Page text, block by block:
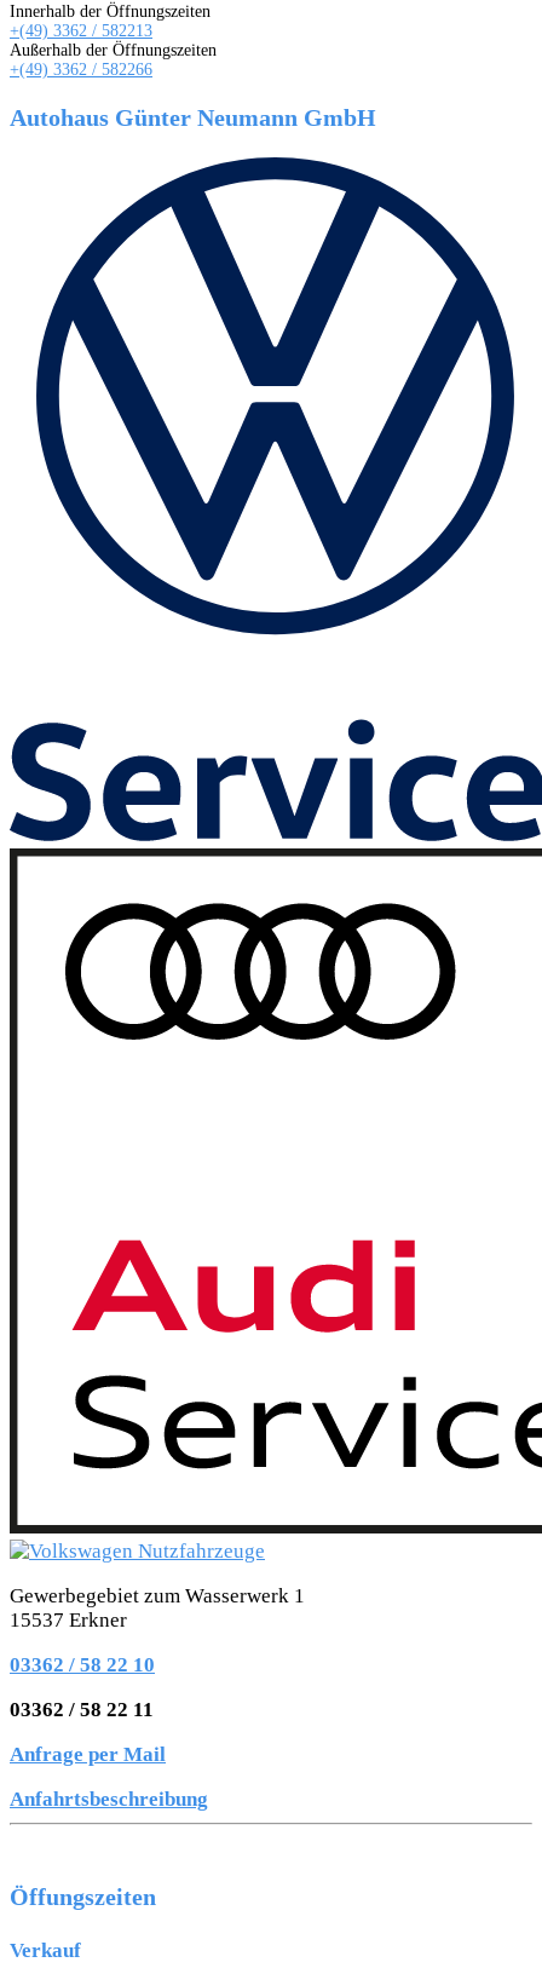
Innerhalb der Öffnungszeiten
+(49) 3362 / 582213
Außerhalb der Öffnungszeiten
+(49) 3362 / 582266
Autohaus Günter Neumann GmbH
Gewerbegebiet zum Wasserwerk 1
15537 Erkner
03362 / 58 22 10
03362 / 58 22 11
Anfrage per Mail
Anfahrtsbeschreibung
Öffungszeiten
Verkauf